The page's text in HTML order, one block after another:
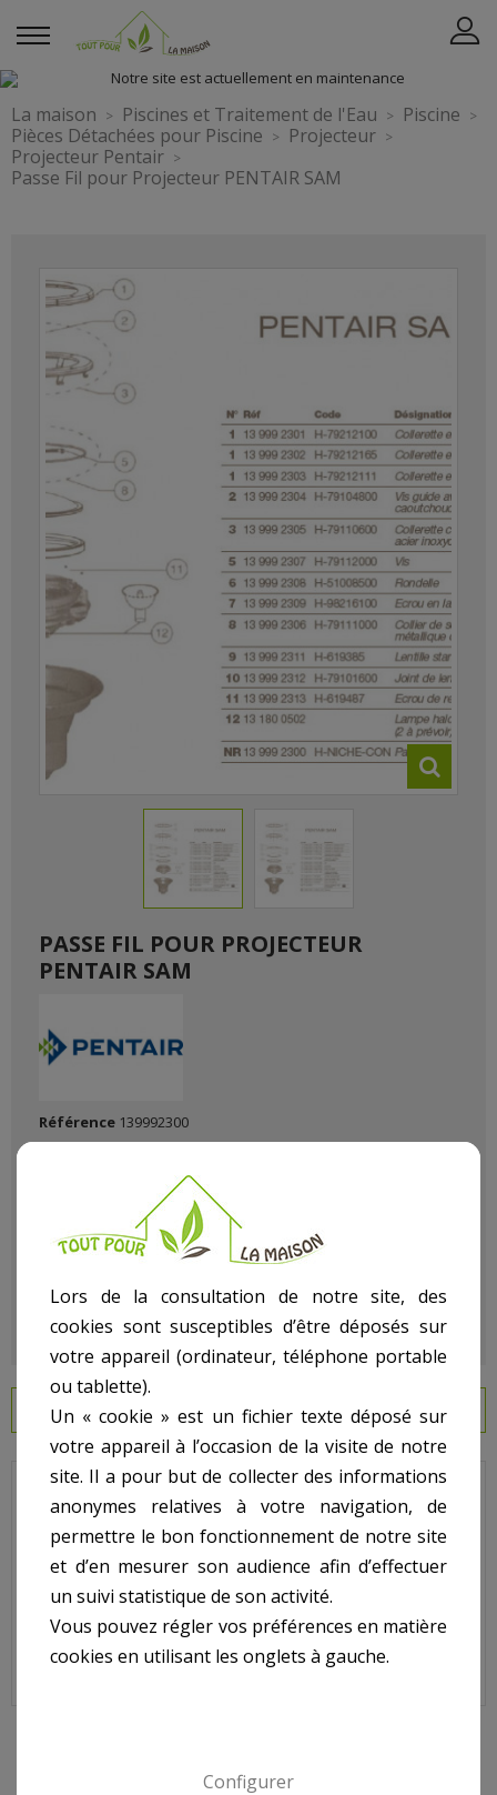
La maison Piscines et Traitement de l'Eau
Piscine
Pièces Détachées pour Piscine
Projecteur
Projecteur Pentair
Passe Fil pour Projecteur PENTAIR SAM
PASSE FIL POUR PROJECTEUR
PENTAIR SAM
Référence 139992300
EN SAVOIR PLUS
Passe fil pour projecteur PENTAIR SAM.
Non représenté sur le shéma.
Passe Fil pour Projecteur PENTAIR SAM, H-NICHE-CON.
Lors de la consultation de notre site, des
cookies sont susceptibles d’être déposés sur
votre appareil (ordinateur, téléphone portable
ou tablette).
Un « cookie » est un fichier texte déposé sur
votre appareil à l’occasion de la visite de notre
site. Il a pour but de collecter des informations
anonymes relatives à votre navigation, de
permettre le bon fonctionnement de notre site
et d’en mesurer son audience afin d’effectuer
un suivi statistique de son activité.
Vous pouvez régler vos préférences en matière
cookies en utilisant les onglets à gauche.
Configurer